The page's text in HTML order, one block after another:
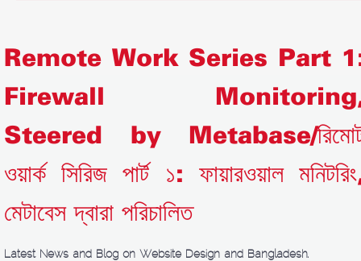
Remote Work Series Part
Firewall
Steered by Metabase/
ওয়ার্ক সিরিজ পার্ট ১: ফায়ারওয়াল
মেটাবেস দ্বারা পরিচালিত
Latest News and Blog on Website Design and Bangladesh.